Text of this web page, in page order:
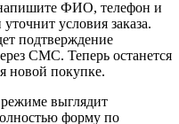
ФИО, телефон и
условия заказа.
подтверждение
СМС. Теперь останется
новой покупке.
выглядит
форму по